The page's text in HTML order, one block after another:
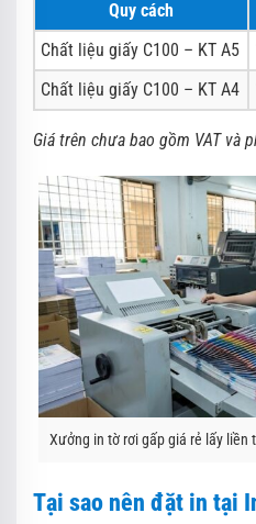
Quy cách
Chất liệu giấy C100 – KT A5
Chất liệu giấy C100 – KT A4
Giá trên chưa bao gồm VAT và
Xưởng in tờ rơi gấp giá rẻ lấy liền
Tại sao nên đặt in tại